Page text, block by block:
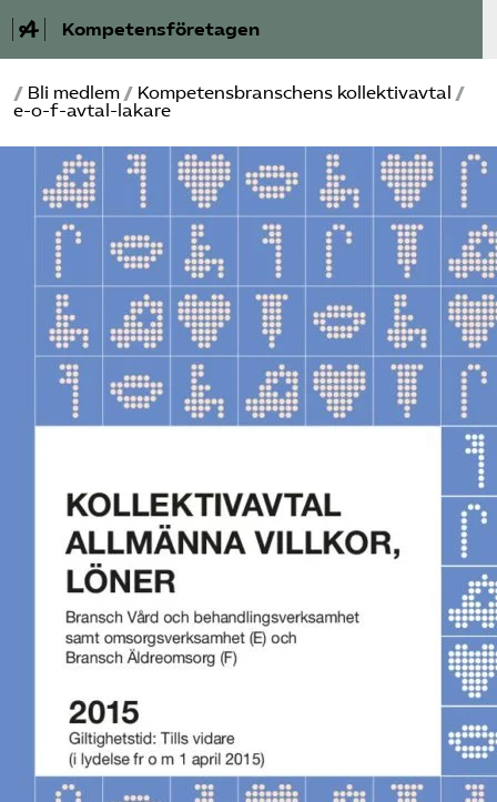
Kompetensföretagen
Aktuellt
A-Ö
Auktorisation
Medlemskap
Våra frågor
Kurser och aktiviteter
Omsättningsstatistik
Webbutik
Mina sidor
Bli medlem
Logga in på Arbetsgivarguiden
/ Bli medlem / Kompetensbranschens kollektivavtal /
e-o-f-avtal-lakare